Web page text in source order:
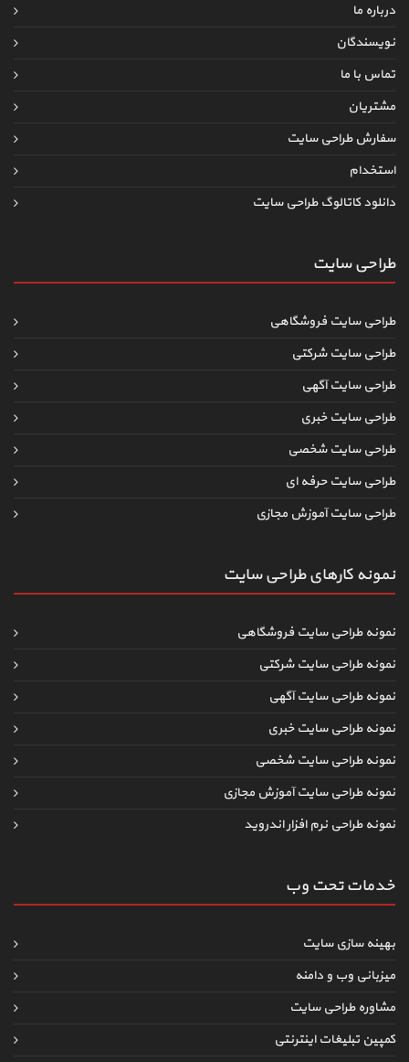
درباره ما
نویسندگان
تماس با ما
مشتریان
سفارش طراحی سایت
استخدام
دانلود کاتالوگ طراحی سایت
طراحی سایت
طراحی سایت فروشگاهی
طراحی سایت شرکتی
طراحی سایت آگهی
طراحی سایت خبری
طراحی سایت شخصی
طراحی سایت حرفه ای
طراحی سایت آموزش مجازی
نمونه کارهای طراحی سایت
نمونه طراحی سایت فروشگاهی
نمونه طراحی سایت شرکتی
نمونه طراحی سایت آگهی
نمونه طراحی سایت خبری
نمونه طراحی سایت شخصی
نمونه طراحی سایت آموزش مجازی
نمونه طراحی نرم افزار اندروید
خدمات تحت وب
بهینه سازی سایت
میزبانی وب و دامنه
مشاوره طراحی سایت
کمپین تبلیغات اینترنتی